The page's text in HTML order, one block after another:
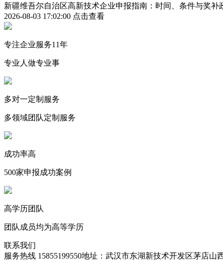
新疆维吾尔自治区高新技术企业申报指南：时间、条件与奖补
2026-08-03 17:02:00 点击查看
专注企业服务11年
专业人做专业事
多对一定制服务
多领域团队定制服务
成功率高
500家申报成功案例
高学历团队
团队成员均为高等学历
联系我们
服务热线 15855199550地址：武汉市东湖新技术开发区茅店山